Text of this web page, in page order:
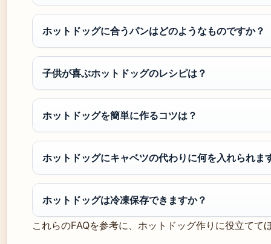
ホットドッグに合うパンはどのようなものですか？
子供が喜ぶホットドッグのレシピは？
ホットドッグを簡単に作るコツは？
ホットドッグにキャベツの代わりに何を入れられま
ホットドッグは冷凍保存できますか？
これらのFAQを参考に、ホットドッグ作りに役立てて